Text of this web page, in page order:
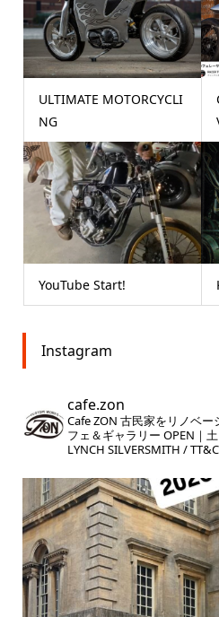
ULTIMATE MOTORCYCLI
NG
YouTube Start!
Instagram
cafe.zon
Cafe ZON 古民家をリノベー
フェ＆ギャラリー OPEN｜
LYNCH SILVERSMITH /